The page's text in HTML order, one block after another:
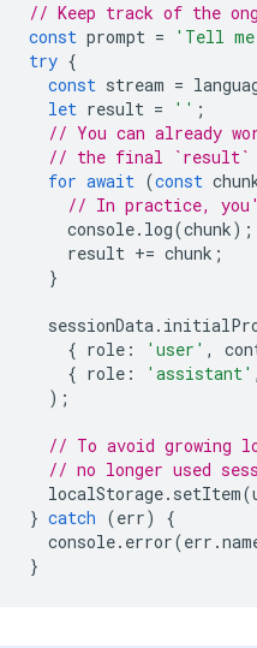
// Keep track of the
const prompt = 'Tell
try {
const stream =
let result = '' ;
// You can already
// the final `result`
for await (const
// In practice,
console. log(chunk);
result += chunk ;
}
sessionData.
{ role : 'user' ,
{ role : 'assistant' ,
);
// To avoid growing
// no longer used
localStorage. setItem(
} catch (err)
{
console. error(err .
}